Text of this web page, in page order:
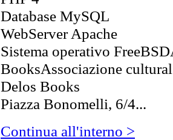
Database MySQL
WebServer Apache
Sistema operativo
BooksAssociazione
Delos Books
Piazza Bonomelli, 6/4...
Continua all'interno >